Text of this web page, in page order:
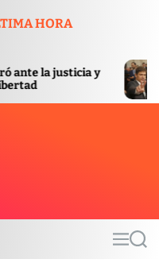
HORA
Axel Kicillof eligió
su armador
MS